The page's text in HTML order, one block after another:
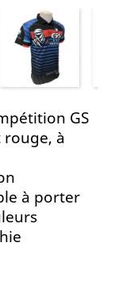
GS
rouge, à
à porter